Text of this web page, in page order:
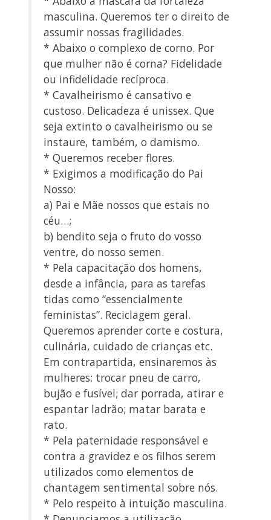
masculina. Queremos ter o direito de
assumir nossas fragilidades.
* Abaixo o complexo de corno. Por
que mulher não é corna? Fidelidade
ou infidelidade recíproca.
* Cavalheirismo é cansativo e
custoso. Delicadeza é unissex. Que
seja extinto o cavalheirismo ou se
instaure, também, o damismo.
* Queremos receber flores.
* Exigimos a modificação do Pai
Nosso:
a) Pai e Mãe nossos que estais no
céu…;
b) bendito seja o fruto do vosso
ventre, do nosso semen.
* Pela capacitação dos homens,
desde a infância, para as tarefas
tidas como “essencialmente
feministas”. Reciclagem geral.
Queremos aprender corte e costura,
culinária, cuidado de crianças etc.
Em contrapartida, ensinaremos às
mulheres: trocar pneu de carro,
bujão e fusível; dar porrada, atirar e
espantar ladrão; matar barata e
rato.
* Pela paternidade responsável e
contra a gravidez e os filhos serem
utilizados como elementos de
chantagem sentimental sobre nós.
* Pelo respeito à intuição masculina.